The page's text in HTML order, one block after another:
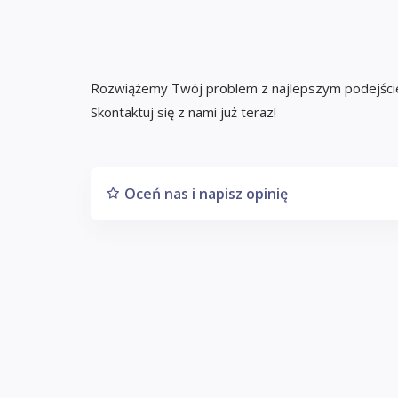
Rozwiążemy Twój problem z najlepszym
Skontaktuj się z nami już teraz!
Oceń nas i napisz opinię